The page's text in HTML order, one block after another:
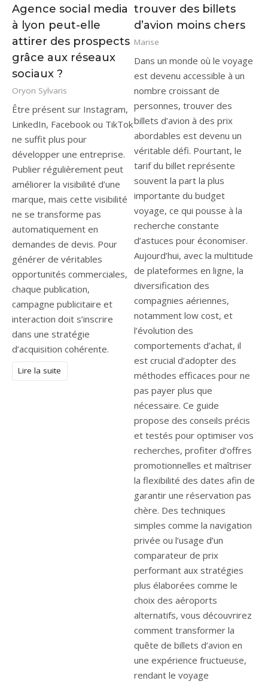
Agence social media
à lyon peut-elle
attirer des prospects
grâce aux réseaux
sociaux ?
Oryon Sylvaris
Être présent sur Instagram,
LinkedIn, Facebook ou TikTok
ne suffit plus pour
développer une entreprise.
Publier régulièrement peut
améliorer la visibilité d’une
marque, mais cette visibilité
ne se transforme pas
automatiquement en
demandes de devis. Pour
générer de véritables
opportunités commerciales,
chaque publication,
campagne publicitaire et
interaction doit s’inscrire
dans une stratégie
d’acquisition cohérente.
Lire la suite
trouver des billets
d’avion moins chers
Marise
Dans un monde où le voyage
est devenu accessible à un
nombre croissant de
personnes, trouver des
billets d’avion à des prix
abordables est devenu un
véritable défi. Pourtant, le
tarif du billet représente
souvent la part la plus
importante du budget
voyage, ce qui pousse à la
recherche constante
d’astuces pour économiser.
Aujourd’hui, avec la multitude
de plateformes en ligne, la
diversification des
compagnies aériennes,
notamment low cost, et
l’évolution des
comportements d’achat, il
est crucial d’adopter des
méthodes efficaces pour ne
pas payer plus que
nécessaire. Ce guide
propose des conseils précis
et testés pour optimiser vos
recherches, profiter d’offres
promotionnelles et maîtriser
la flexibilité des dates afin de
garantir une réservation pas
chère. Des techniques
simples comme la navigation
privée ou l’usage d’un
comparateur de prix
performant aux stratégies
plus élaborées comme le
choix des aéroports
alternatifs, vous découvrirez
comment transformer la
quête de billets d’avion en
une expérience fructueuse,
rendant le voyage